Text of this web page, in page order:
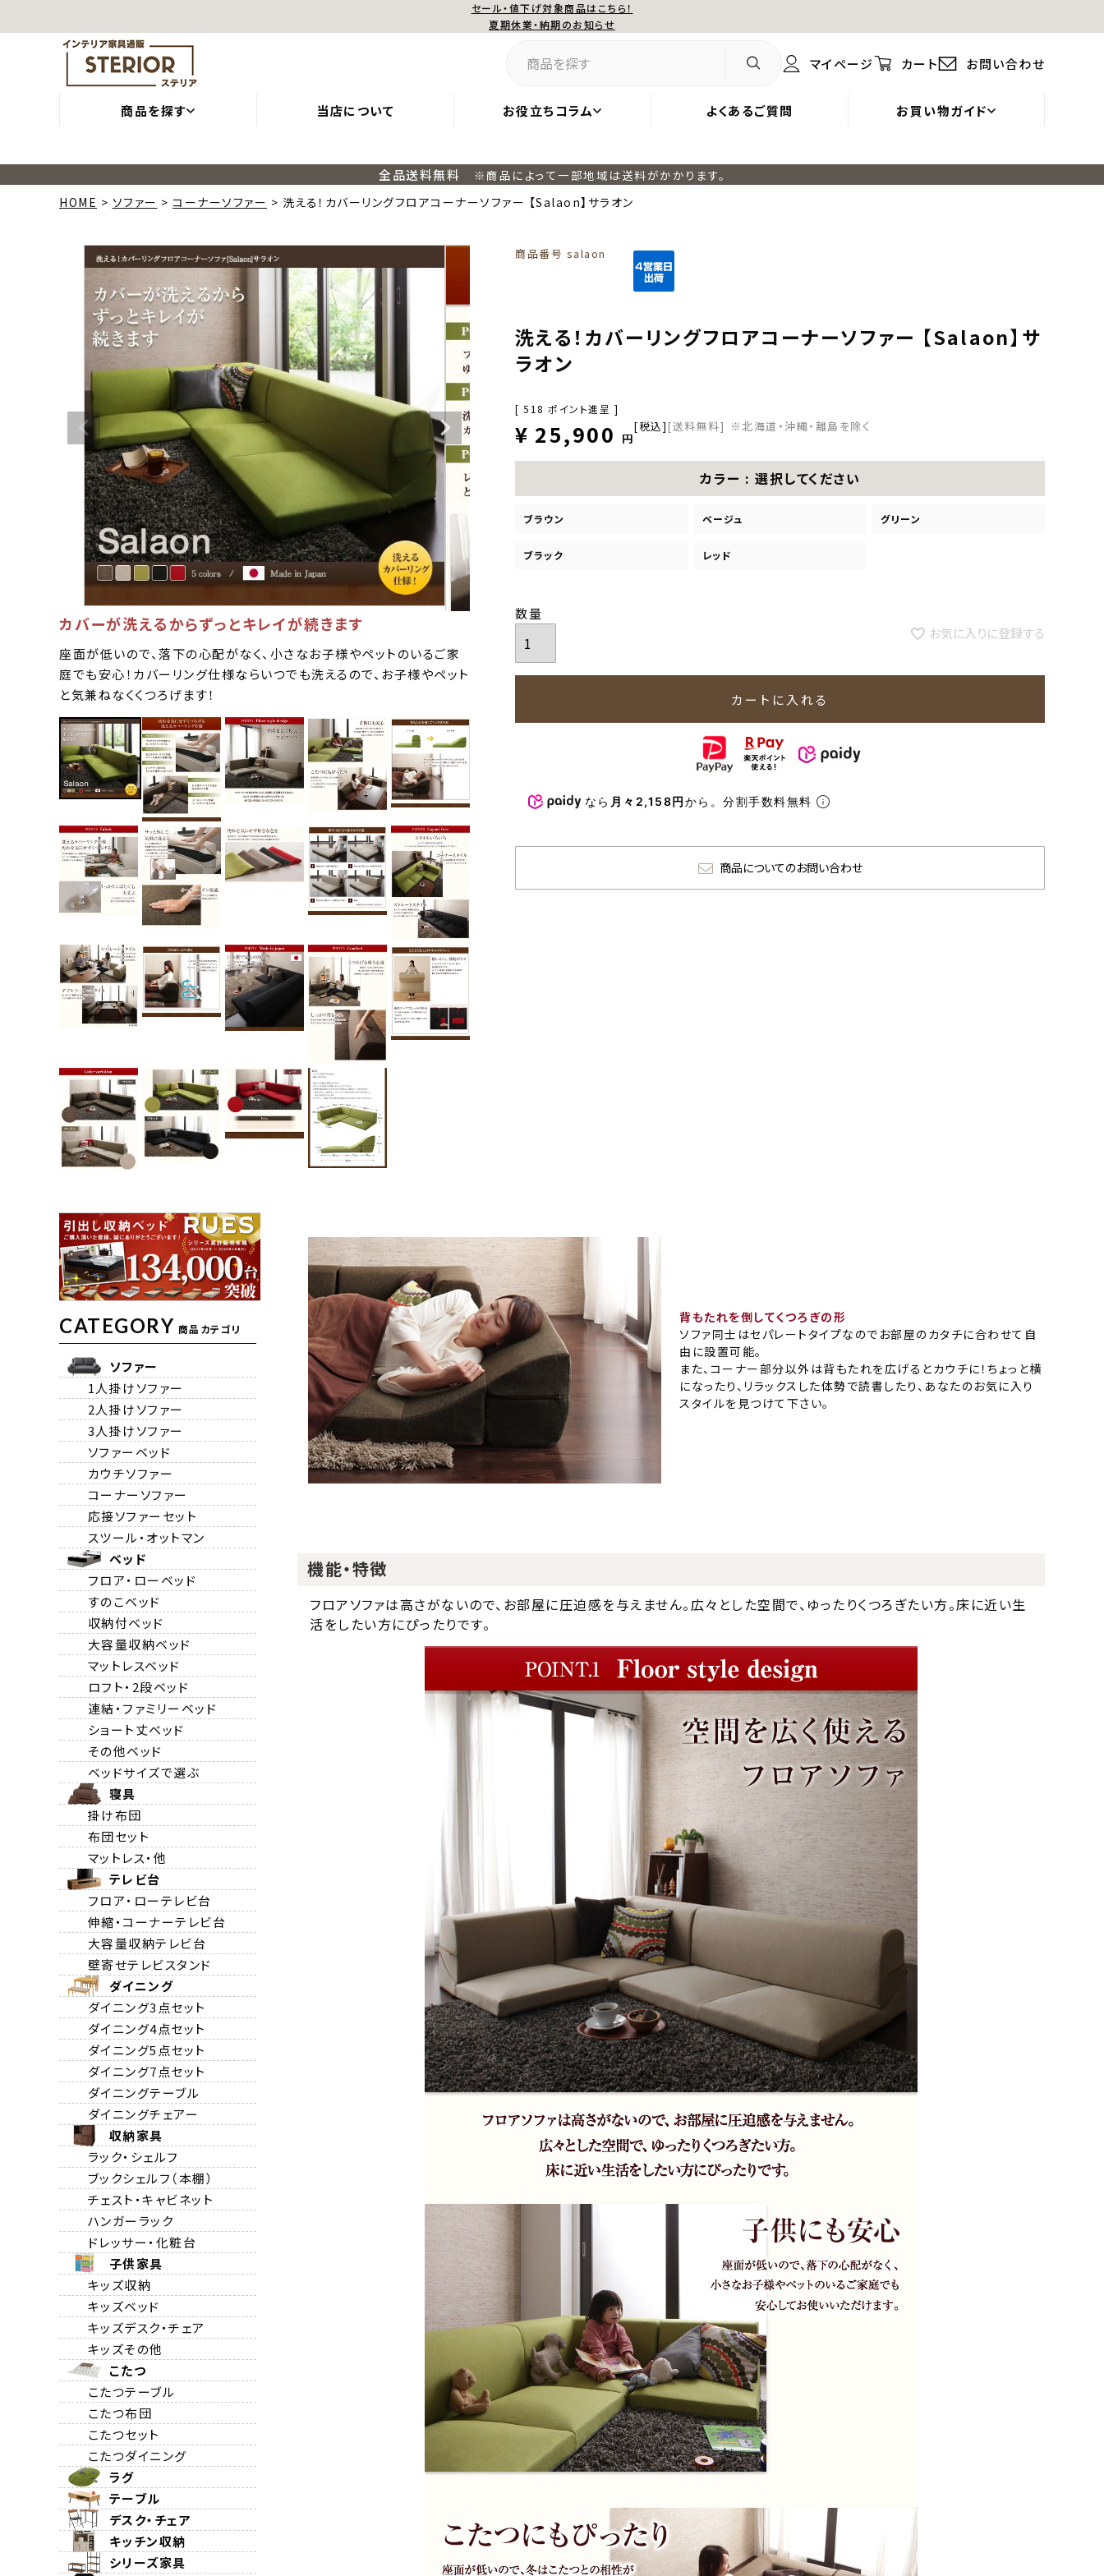
セール・値下げ対象商品はこちら！
夏期休業・納期のお知らせ
マイページ カート お問い合わせ
全品送料無料
※商品によって一部地域は送料がかかります。
HOME
ソファー コーナーソファー 洗える！カバーリングフロアコーナーソファー 【Salaon】サラオン
カバーが洗えるからずっとキレイが続きます
座面が低いので、落下の心配がなく、小さなお子様やペットのいるご家
庭でも安心！カバーリング仕様ならいつでも洗えるので、お子様やペット
と気兼ねなくくつろげます！
商品番号 salaon
洗える！カバーリングフロアコーナーソファー 【Salaon】サ
ラオン
[ 518 ポイント進呈 ]
¥ 25,900 税込 [送料無料] ※北海道・沖縄・離島を除く
カラー 選択してください
ブラウン ベージュ グリーン
ブラック レッド
お気に入りに登録する
カートに入れる
なら 月々2,158円から。分割手数料無料
商品についてのお問い合わせ
CATEGORY 商品カテゴリ
ソファー
1人掛けソファー
2人掛けソファー
3人掛けソファー
ソファーベッド
カウチソファー
コーナーソファー
応接ソファーセット
スツール・オットマン
ベッド
フロア・ローベッド
すのこベッド
収納付ベッド
大容量収納ベッド
マットレスベッド
ロフト・2段ベッド
連結・ファミリーベッド
ショート丈ベッド
その他ベッド
ベッドサイズで選ぶ
寝具
掛け布団
布団セット
マットレス・他
テレビ台
フロア・ローテレビ台
伸縮・コーナーテレビ台
大容量収納テレビ台
壁寄せテレビスタンド
ダイニング
ダイニング3点セット
ダイニング4点セット
ダイニング5点セット
ダイニング7点セット
ダイニングテーブル
ダイニングチェアー
収納家具
ラック・シェルフ
ブックシェルフ（本棚）
チェスト・キャビネット
ハンガーラック
ドレッサー・化粧台
子供家具
キッズ収納
キッズベッド
キッズデスク・チェア
キッズその他
こたつ
こたつテーブル
こたつ布団
こたつセット
こたつダイニング
ラグ
テーブル
デスク・チェア
キッチン収納
シリーズ家具
背もたれを倒してくつろぎの形
ソファ同士はセパレートタイプなのでお部屋のカタチに合わせて自
由に設置可能。
また、コーナー部分以外は背もたれを広げるとカウチに！ちょっと横
になったり、リラックスした体勢で読書したり、あなたのお気に入り
スタイルを見つけて下さい。
機能・特徴
フロアソファは高さがないので、お部屋に圧迫感を与えません。広々とした空間で、ゆったりくつろぎたい方。床に近い生
活をしたい方にぴったりです。